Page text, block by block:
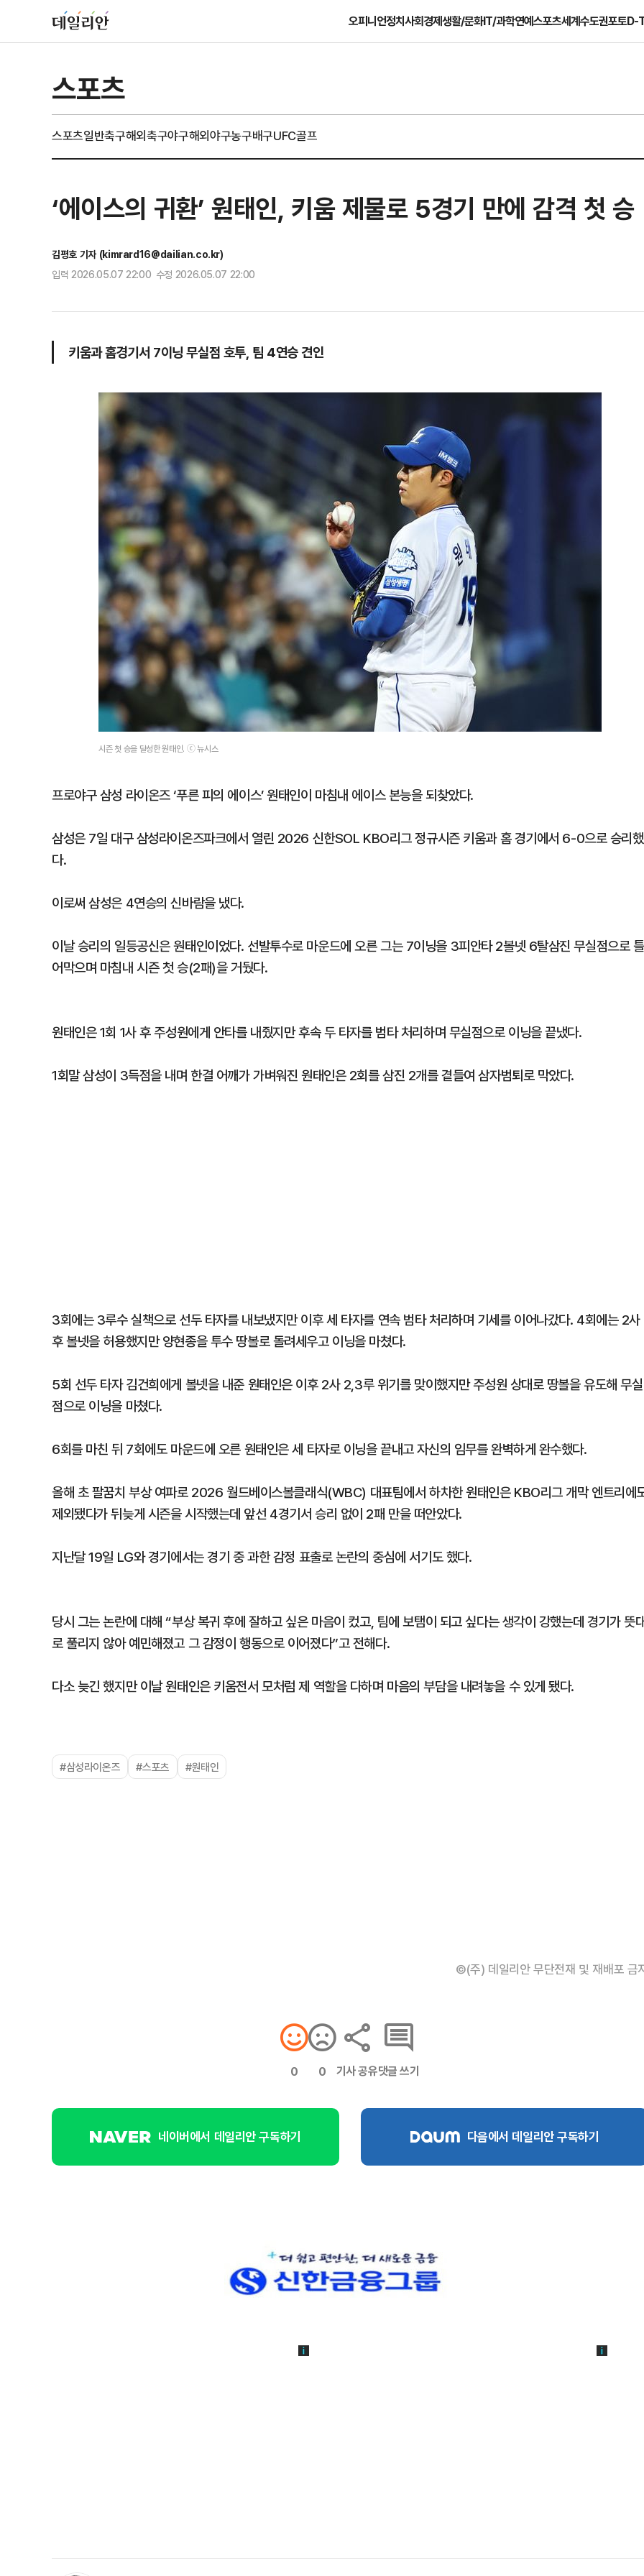
오피니언정치사회경제생활/문화IT/과학연예스포츠세계수도권포토D-
스포츠
스포츠일반축구해외축구야구해외야구농구배구UFC골프
‘에이스의 귀환’ 원태인, 키움 제물로 5경기 만에 감격 첫 승
김평호 기자 (kimrard16@dailian.co.kr)
입력 2026.05.07 22:00 수정 2026.05.07 22:00
키움과 홈경기서 7이닝 무실점 호투, 팀 4연승 견인
시즌 첫 승을 달성한 원태인. ⓒ 뉴시스
프로야구 삼성 라이온즈 ‘푸른 피의 에이스’ 원태인이 마침내 에이스 본능을 되찾았다.
삼성은 7일 대구 삼성라이온즈파크에서 열린 2026 신한SOL KBO리그 정규시즌 키움과 홈 경기에서 6-0으로 승리했
다.
이로써 삼성은 4연승의 신바람을 냈다.
이날 승리의 일등공신은 원태인이었다. 선발투수로 마운드에 오른 그는 7이닝을 3피안타 2볼넷 6탈삼진 무실점으로 틀
어막으며 마침내 시즌 첫 승(2패)을 거뒀다.
원태인은 1회 1사 후 주성원에게 안타를 내줬지만 후속 두 타자를 범타 처리하며 무실점으로 이닝을 끝냈다.
1회말 삼성이 3득점을 내며 한결 어깨가 가벼워진 원태인은 2회를 삼진 2개를 곁들여 삼자범퇴로 막았다.
3회에는 3루수 실책으로 선두 타자를 내보냈지만 이후 세 타자를 연속 범타 처리하며 기세를 이어나갔다. 4회에는 2사
후 볼넷을 허용했지만 양현종을 투수 땅볼로 돌려세우고 이닝을 마쳤다.
5회 선두 타자 김건희에게 볼넷을 내준 원태인은 이후 2사 2,3루 위기를 맞이했지만 주성원 상대로 땅볼을 유도해 무실
점으로 이닝을 마쳤다.
6회를 마친 뒤 7회에도 마운드에 오른 원태인은 세 타자로 이닝을 끝내고 자신의 임무를 완벽하게 완수했다.
올해 초 팔꿈치 부상 여파로 2026 월드베이스볼클래식(WBC) 대표팀에서 하차한 원태인은 KBO리그 개막 엔트리에
제외됐다가 뒤늦게 시즌을 시작했는데 앞선 4경기서 승리 없이 2패 만을 떠안았다.
지난달 19일 LG와 경기에서는 경기 중 과한 감정 표출로 논란의 중심에 서기도 했다.
당시 그는 논란에 대해 “부상 복귀 후에 잘하고 싶은 마음이 컸고, 팀에 보탬이 되고 싶다는 생각이 강했는데 경기가 뜻
로 풀리지 않아 예민해졌고 그 감정이 행동으로 이어졌다”고 전해다.
다소 늦긴 했지만 이날 원태인은 키움전서 모처럼 제 역할을 다하며 마음의 부담을 내려놓을 수 있게 됐다.
#삼성라이온즈 #스포츠 #원태인
©(주) 데일리안 무단전재 및 재배포 금
0 0 기사 공유댓글 쓰기
네이버에서 데일리안 구독하기 다음에서 데일리안 구독하기
"삼성·SK보다 싸게 달라"…
3
4
대한민국 축구판
과학자의 도전 [내일의 닥터]